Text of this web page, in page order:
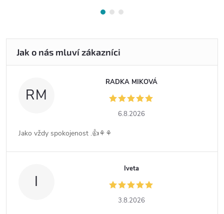
RM
RADKA MIKOVÁ
6.8.2026
Jako vždy spokojenost .👍⚘️⚘️
I
Iveta
3.8.2026